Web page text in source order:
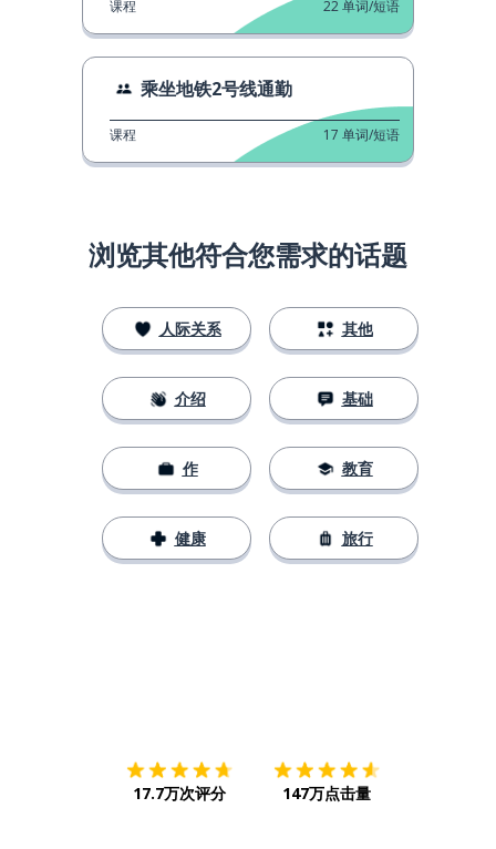
课程 22单词/短语
乘坐地铁2号线通勤
课程 17 单词/短语
浏览其他符合您需求的话题
人际关系
介绍
作
健康
其他
基础
教育
旅行
17.7万次评分 147万点击量